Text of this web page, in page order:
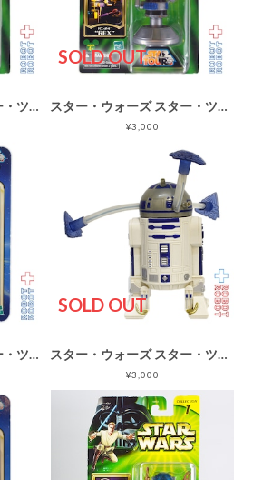
スター・ウォーズ スター・ツアーズ Star Tours 2002 wave1 RX-24 (REX)
SOLD OUT
スター・ウォーズ スター・ツアーズ Star Tours 2002 wave1 RX-24 (Captain REX)
¥3,000
スター・ウォーズ スター・ツアーズ Star Tours 2002 wave3 G2-9T
SOLD OUT
スター・ウォーズ スター・ツアーズ 光って回るR2-D2おもちゃ
¥3,000